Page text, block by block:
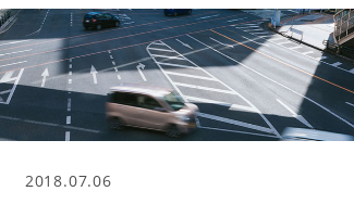
2018.07.06